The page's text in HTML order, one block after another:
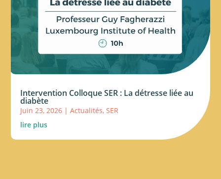
Intervention Colloque SER : La détresse liée au
diabète
Juin 23, 2026 |Actualités,SER
lire plus